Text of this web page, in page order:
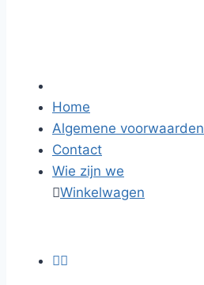
Home
Algemene voorwaarden
Contact
Wie zijn we
Winkelwagen
